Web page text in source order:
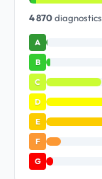
4 870diagnostics
A
B
C
D
E
F
G